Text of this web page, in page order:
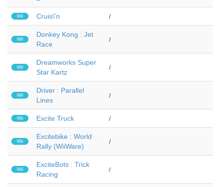
Wii Cruis\'n /
Wii
Donkey Kong : Jet
Race
/
Wii
Dreamworks Super
Star Kartz
/
Wii
Driver : Parallel
Lines
/
Wii Excite Truck /
Wii
Excitebike : World
Rally (WiiWare)
/
Wii
ExciteBots : Trick
Racing
/